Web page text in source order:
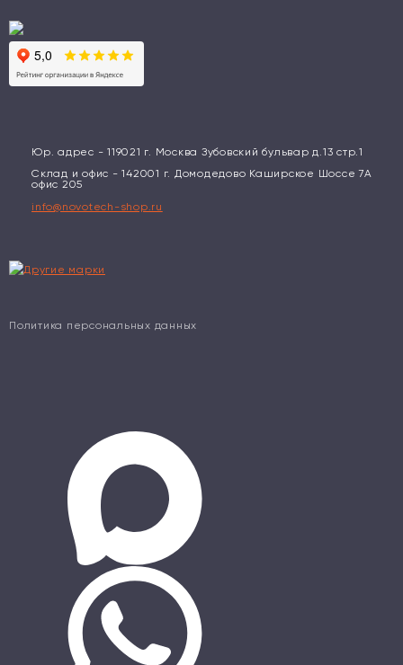
Юр. адрес - 119021 г. Москва Зубовский бульвар д.13 стр.1
Склад и офис - 142001 г. Домодедово Каширское Шоссе 7А
офис 205
info@novotech-shop.ru
Политика персональных данных